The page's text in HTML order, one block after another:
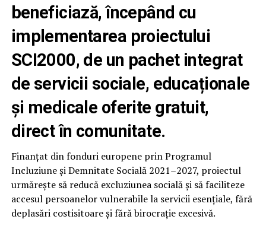
beneficiază, începând cu
implementarea proiectului
SCI2000, de un pachet integrat
de servicii sociale, educaționale
și medicale oferite gratuit,
direct în comunitate.
Finanțat din fonduri europene prin Programul
Incluziune și Demnitate Socială 2021–2027, proiectul
urmărește să reducă excluziunea socială și să faciliteze
accesul persoanelor vulnerabile la servicii esențiale, fără
deplasări costisitoare și fără birocrație excesivă.